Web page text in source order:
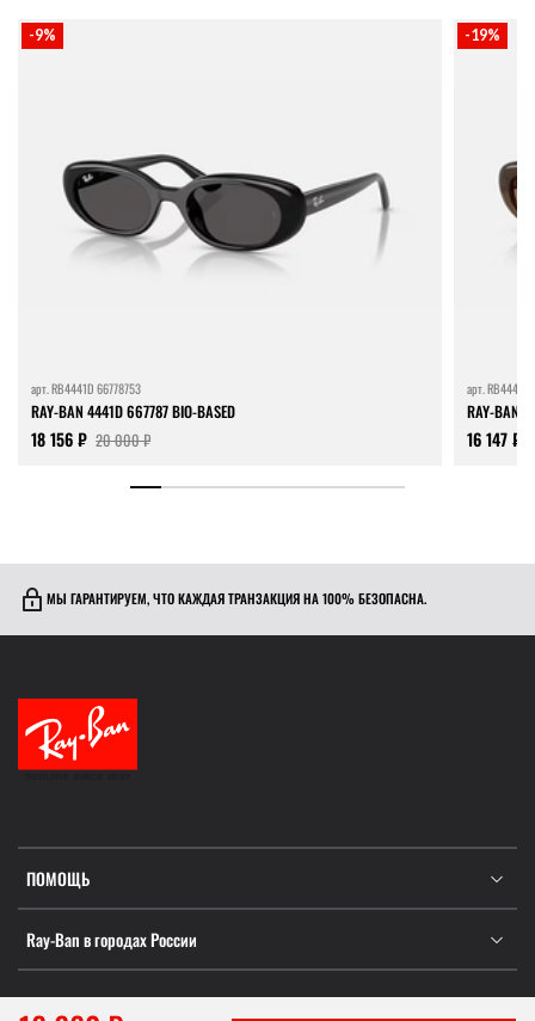
-9%
арт.RB4441D 66778753
RAY-BAN 4441D 667787 BIO-BASED
18 156 ₽ 20 000 ₽
-19%
арт.RB4441D
RAY-BAN
16 147 ₽
МЫ ГАРАНТИРУЕМ, ЧТО КАЖДАЯ ТРАНЗАКЦИЯ НА 100% БЕЗОПАСНА.
ПОМОЩЬ
Ray-Ban в городах России